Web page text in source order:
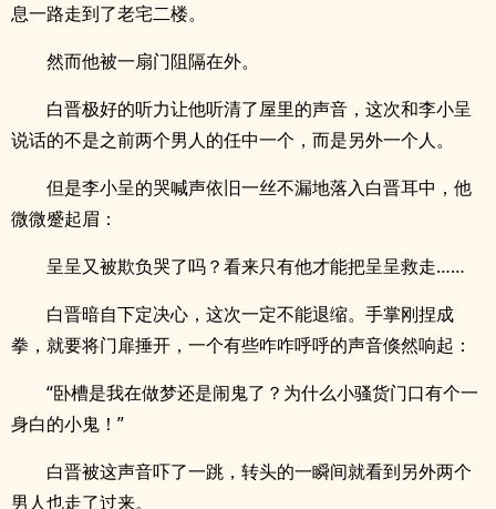
息一路走到了老宅二楼。
然而他被一扇门阻隔在外。
白晋极好的听力让他听清了屋里的声音，这次和李小呈
说话的不是之前两个男人的任中一个，而是另外一个人。
但是李小呈的哭喊声依旧一丝不漏地落入白晋耳中，他
微微蹙起眉：
呈呈又被欺负哭了吗？看来只有他才能把呈呈救走……
白晋暗自下定决心，这次一定不能退缩。手掌刚捏成
拳，就要将门扉捶开，一个有些咋咋呼呼的声音倏然响起：
“卧槽是我在做梦还是闹鬼了？为什么小骚货门口有个一
身白的小鬼！”
白晋被这声音吓了一跳，转头的一瞬间就看到另外两个
男人也走了过来。